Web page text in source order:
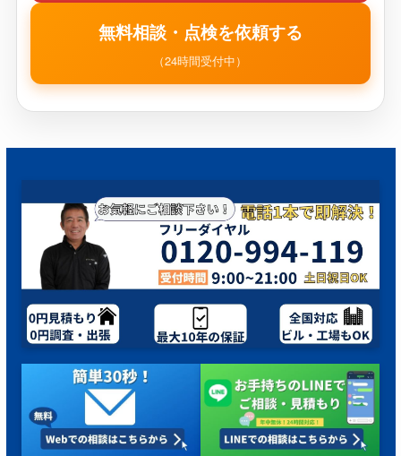
無料相談・点検を依頼する
（24時間受付中）